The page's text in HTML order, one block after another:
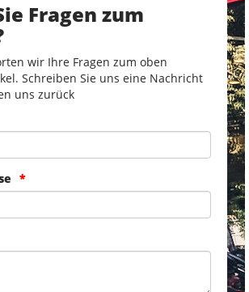
Fragen zum
wir Ihre Fragen zum oben
Schreiben Sie uns eine Nachricht
uns zurück